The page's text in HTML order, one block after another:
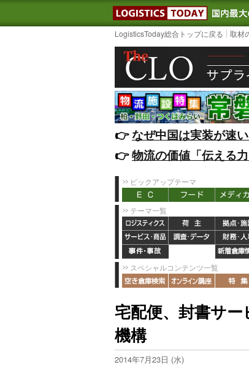
LogisticsToday総合トップに戻る 取材
👉️なぜ中国は実装が速
👉️物流の価値「伝える
ピックアップテーマ
テーマ一覧
スペシャルコンテンツ一覧
宅配便、封書サ
機構
2014年7月23日 (水)